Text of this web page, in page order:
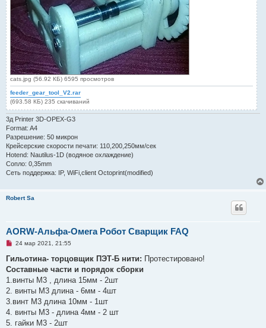
cats.jpg (56.92 КБ) 6595 просмотров
feeder_gear_tool_V2.rar
(693.58 КБ) 235 скачиваний
3д Printer 3D-OPEX-G3
Format: A4
Разрешение: 50 микрон
Крейсерские скорости печати: 110,200,250мм/сек
Hotend: Nautilus-1D (водяное охлаждение)
Сопло: 0,35mm
Сеть поддержка: IP, WiFi,client Octoprint(modified)
Robert Sa
AORW-Альфа-Омега Робот Сварщик FAQ
Н
п
о
ч
т
а
н
о
24 мар 2021, 21:55
Гильотина- торцовщик ПЭТ-Б нити: Протестировано!
Составные части и порядок сборки
1.винты М3 , длина 15мм - 2шт
2. винты М3 длина - 6мм - 4шт
3.винт М3 длина 10мм - 1шт
4. винты М3 - длина 4мм - 2 шт
5. гайки М3 - 2шт